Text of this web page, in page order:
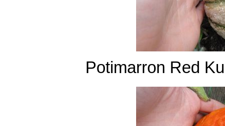
Potimarron Red